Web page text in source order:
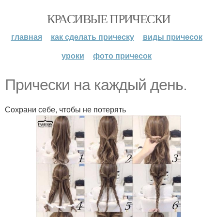
КРАСИВЫЕ ПРИЧЕСКИ
главная как сделать прическу
виды причесок
уроки
фото причесок
Прически на каждый день.
Сохрани себе, чтобы не потерять